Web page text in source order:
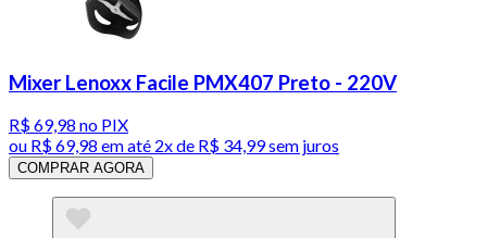
Mixer Lenoxx Facile PMX407 Preto - 220V
R$ 69,98 no PIX
ou R$ 69,98 em até 2x de R$ 34,99 sem juros
COMPRAR AGORA